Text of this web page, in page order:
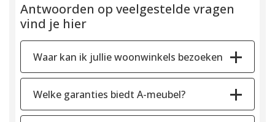
Antwoorden op veelgestelde vragen
vind je hier
Waar kan ik jullie woonwinkels bezoeken
Welke garanties biedt A-meubel?